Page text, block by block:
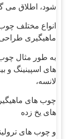
شود، اطلاق می
انواع مختلف
ماهیگیری
به طور مثال
های اسپینینگ
لانسه،
چوب های
های یخ زده
و چوب های